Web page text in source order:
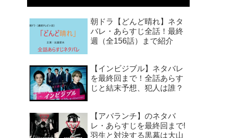
朝ドラ【どんど晴れ】ネタ
バレ・あらすじ全話！最終
週（全156話）まで紹介
【インビジブル】ネタバレ
を最終回まで！全話あらす
じと結末予想、犯人は誰？
【アバランチ】のネタバ
レ・あらすじを最終回まで!
羽生と対決する黒幕は大山